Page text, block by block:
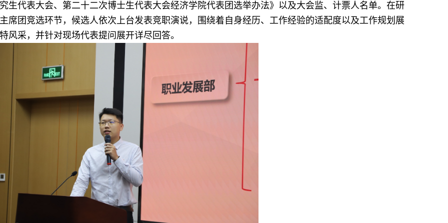
生代表大会、第二十二次博士生代表大会经济学院代表团选举办法》以及大会监、计票人名单。在研
席团竞选环节， 候选人依次上台发表竞职演说，
围绕着自身经历、工作经验的适配度以及工作规划展
风采，并针对现场代表提问展开详尽回答。